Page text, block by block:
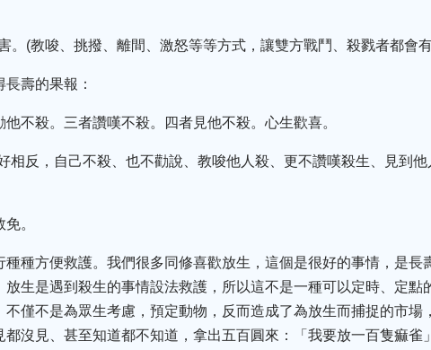
。(教唆、挑撥、離間、激怒等等方式，讓雙方戰鬥、殺戮者都會
壽的果報：
不殺。三者讚嘆不殺。四者見他不殺。心生歡喜。
相反，自己不殺、也不勸說、教唆他人殺、更不讚嘆殺生、見到
。
種種方便救護。我們很多同修喜歡放生，這個是很好的事情，是長
生是遇到殺生的事情設法救護，所以這不是一種可以定時、定點
不僅不是為眾生考慮，預定動物，反而造成了為放生而捕捉的市場
沒見、甚至知道都不知道，拿出五百圓來：「我要放一百隻痲雀